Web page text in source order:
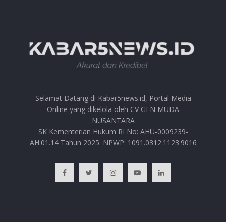
Selamat Datang di Kabar5news.id, Portal Media
Online yang dikelola oleh CV GEN MUDA
NUSANTARA
SK Kementerian Hukum RI No: AHU-0009239-
AH.01.14 Tahun 2025. NPWP: 1091.0312.1123.9016